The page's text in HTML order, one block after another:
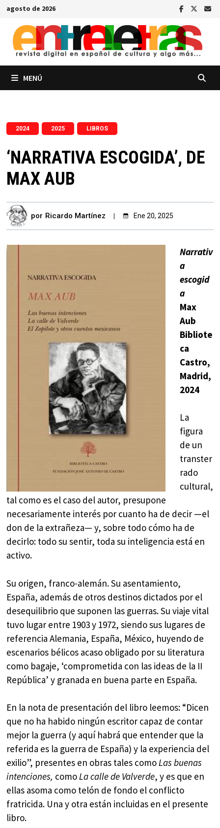
Saltar
contenido
agosto de 2026
MENÚ
2024 2025 LIBROS
‘NARRATIVA ESCOGIDA’, DE
MAX AUB
por Ricardo Martínez Ene 20, 2025
Narrativ
a
escogid
a
Max
Aub
Bibliote
ca
Castro,
Madrid,
2024
La
figura
de un
transter
rado
cultural,
tal como es el caso del autor, presupone
necesariamente interés por cuanto ha de decir —el
don de la extrañeza— y, sobre todo cómo ha de
decirlo: todo su sentir, toda su inteligencia está en
activo.
Su origen, franco-alemán. Su asentamiento,
España, además de otros destinos dictados por el
desequilibrio que suponen las guerras. Su viaje vital
tuvo lugar entre 1903 y 1972, siendo sus lugares de
referencia Alemania, España, México, huyendo de
escenarios bélicos acaso obligado por su literatura
como bagaje, ‘comprometida con las ideas de la II
República’ y granada en buena parte en España.
En la nota de presentación del libro leemos: “Dicen
que no ha habido ningún escritor capaz de contar
mejor la guerra (y aquí habrá que entender que la
referida es la guerra de España) y la experiencia del
exilio”, presentes en obras tales comoLas buenas
intenciones, comoLa calle de Valverde, y es que en
ellas asoma como telón de fondo el conflicto
fratricida. Una y otra están incluidas en el presente
libro.